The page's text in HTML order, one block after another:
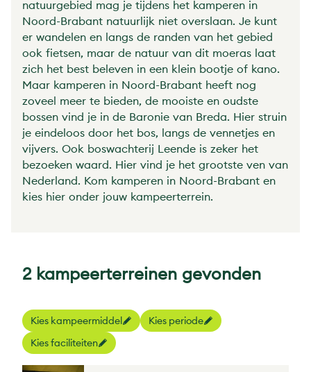
natuurgebied mag je tijdens het kamperen in
Noord-Brabant natuurlijk niet overslaan. Je kunt
er wandelen en langs de randen van het gebied
ook fietsen, maar de natuur van dit moeras laat
zich het best beleven in een klein bootje of kano.
Maar kamperen in Noord-Brabant heeft nog
zoveel meer te bieden, de mooiste en oudste
bossen vind je in de Baronie van Breda. Hier struin
je eindeloos door het bos, langs de vennetjes en
vijvers. Ook boswachterij Leende is zeker het
bezoeken waard. Hier vind je het grootste ven van
Nederland. Kom kamperen in Noord-Brabant en
kies hier onder jouw kampeerterrein.
2 kampeerterreinen gevonden
Kies kampeermiddel
Kies periode
Kies faciliteiten